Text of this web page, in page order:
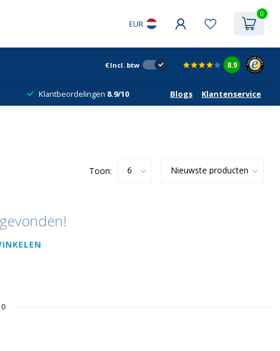
EUR
0
€ Incl. btw 8.9
Klantbeordelingen 8.9/10 Blogs Klantenservice
Toon: